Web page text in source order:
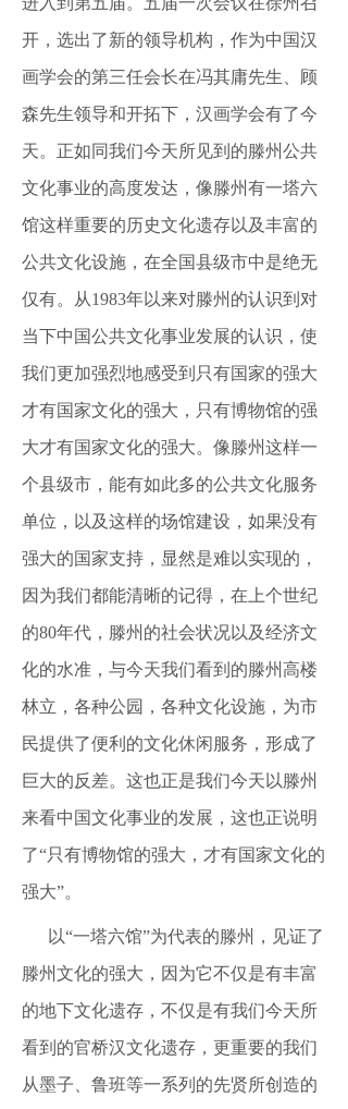
开，选出了新的领导机构，作为中国汉
画学会的第三任会长在冯其庸先生、顾
森先生领导和开拓下，汉画学会有了今
天。正如同我们今天所见到的滕州公共
文化事业的高度发达，像滕州有一塔六
馆这样重要的历史文化遗存以及丰富的
公共文化设施，在全国县级市中是绝无
仅有。从1983年以来对滕州的认识到对
当下中国公共文化事业发展的认识，使
我们更加强烈地感受到只有国家的强大
才有国家文化的强大，只有博物馆的强
大才有国家文化的强大。像滕州这样一
个县级市，能有如此多的公共文化服务
单位，以及这样的场馆建设，如果没有
强大的国家支持，显然是难以实现的，
因为我们都能清晰的记得，在上个世纪
的80年代，滕州的社会状况以及经济文
化的水准，与今天我们看到的滕州高楼
林立，各种公园，各种文化设施，为市
民提供了便利的文化休闲服务，形成了
巨大的反差。这也正是我们今天以滕州
来看中国文化事业的发展，这也正说明
了“只有博物馆的强大，才有国家文化的
强大”。
以“一塔六馆”为代表的滕州，见证了
滕州文化的强大，因为它不仅是有丰富
的地下文化遗存，不仅是有我们今天所
看到的官桥汉文化遗存，更重要的我们
从墨子、鲁班等一系列的先贤所创造的